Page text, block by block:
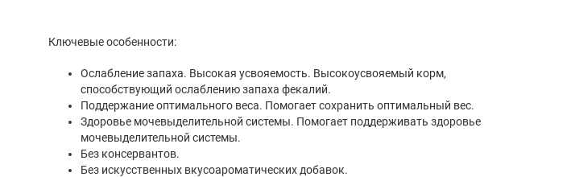
Ключевые особенности:
Ослабление запаха. Высокая усвояемость. Высокоусвояемый корм,
способствующий ослаблению запаха фекалий.
Поддержание оптимального веса. Помогает сохранить оптимальный вес.
Здоровье мочевыделительной системы. Помогает поддерживать здоровье
мочевыделительной системы.
Без консервантов.
Без искусственных вкусоароматических добавок.